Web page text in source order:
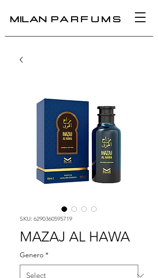
MILAN PARFUMS
SKU: 6290360595719
MAZAJ AL HAWA
Genero *